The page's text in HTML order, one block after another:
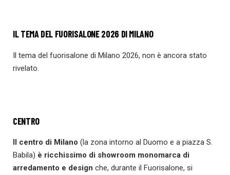
IL TEMA DEL FUORISALONE 2026 DI MILANO
Il tema del fuorisalone di Milano 2026, non è ancora stato
rivelato.
CENTRO
Il centro di Milano (la zona intorno al Duomo e a piazza S.
Babila) è ricchissimo di showroom monomarca di
arredamento e design che, durante il Fuorisalone, si